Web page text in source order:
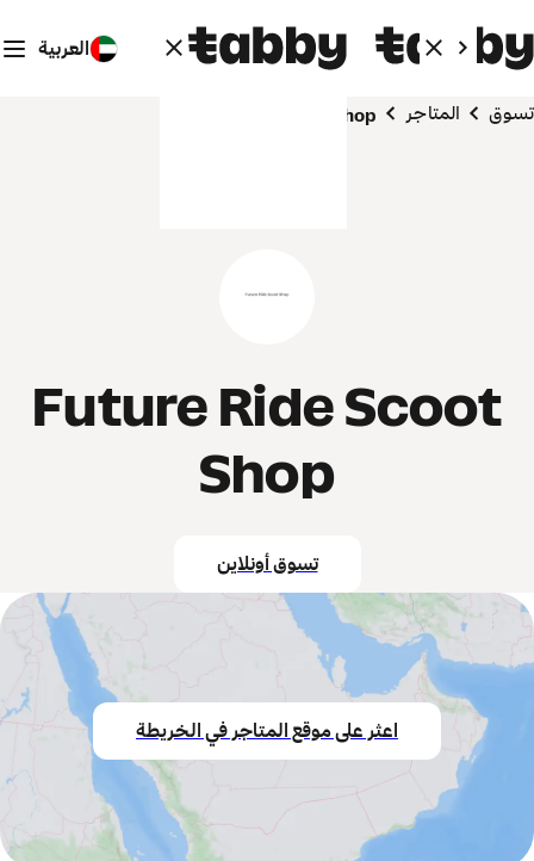
العربية
تسوق المتاجر Future Ride Scoot Shop
Future Ride Scoot
Shop
تسوق أونلاين
اعثر على موقع المتاجر في الخريطة